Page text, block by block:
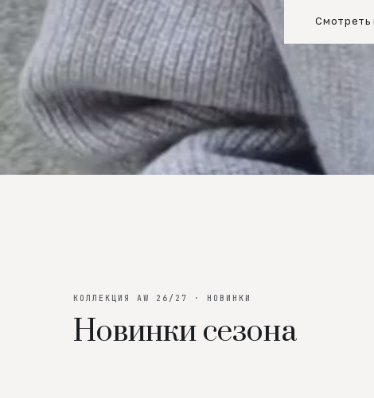
Смотреть
КОЛЛЕКЦИЯ AW 26/27 · НОВИНКИ
Новинки сезона